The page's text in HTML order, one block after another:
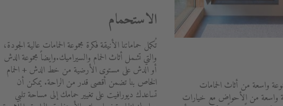
واسعة من أثاث الحمامات
واسعة من الأحواض مع خيارات
الاستحمام
تُكمل حماماتنا الأنيقة فكرة مجموعة الحمامات عالية الجودة،
والتي تشمل أثاث الحمام والسيراميك.وايضاً مجموعة الدش
أو الدش على مستوى الأرضية من خط الدش + الحمام
الخاص بنا تضمن أقصى قدر من الراحة. يمكن أن
تساعدك ديورافيت على تغيير حمامك إلى مساحة تلبي